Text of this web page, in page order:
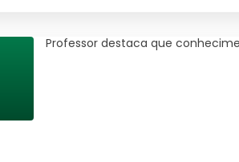
Professor destaca que